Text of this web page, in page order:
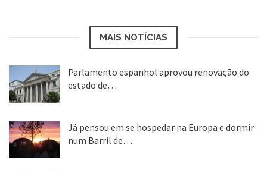
MAIS NOTÍCIAS
Parlamento espanhol aprovou renovação do
estado de…
Já pensou em se hospedar na Europa e dormir
num Barril de…